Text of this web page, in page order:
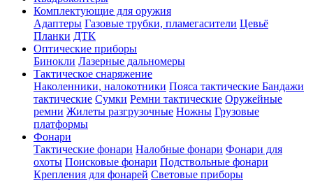
Комплектующие для оружия
Адаптеры Газовые трубки, пламегасители Цевьё
Планки ДТК
Оптические приборы
Бинокли Лазерные дальномеры
Тактическое снаряжение
Наколенники, налокотники Пояса тактические Бандажи
тактические Сумки Ремни тактические Оружейные
ремни Жилеты разгрузочные Ножны Грузовые
платформы
Фонари
Тактические фонари Налобные фонари Фонари для
охоты Поисковые фонари Подствольные фонари
Крепления для фонарей Световые приборы